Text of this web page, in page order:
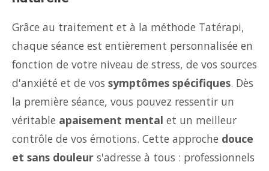
Grâce au traitement et à la méthode Tatérapi,
chaque séance est entièrement personnalisée en
fonction de votre niveau de stress, de vos sources
d'anxiété et de vos symptômes spécifiques. Dès
la première séance, vous pouvez ressentir un
véritable apaisement mental et un meilleur
contrôle de vos émotions. Cette approche douce
et sans douleur s'adresse à tous : professionnels